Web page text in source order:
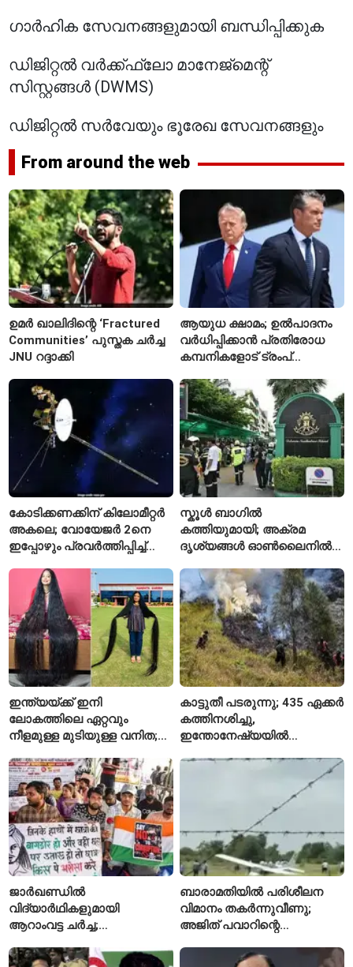
ഗാർഹിക സേവനങ്ങളുമായി ബന്ധിപ്പിക്കുക
ഡിജിറ്റൽ വർക്ക്ഫ്ലോ മാനേജ്മെന്റ്
സിസ്റ്റങ്ങൾ (DWMS)
ഡിജിറ്റൽ സർവേയും ഭൂരേഖ സേവനങ്ങളും
From around the web
ഉമർ ഖാലിദിന്റെ ‘Fractured
Communities’ പുസ്തക ചർച്ച
JNU റദ്ദാക്കി
ആയുധ ക്ഷാമം; ഉൽപാദനം
വർധിപ്പിക്കാൻ പ്രതിരോധ
കമ്പനികളോട് ട്രംപ്
കോടിക്കണക്കിന് കിലോമീറ്റർ
അകലെ; വോയേജർ 2നെ
ഇപ്പോഴും പ്രവർത്തിപ്പിച്ച്
സ്കൂൾ ബാഗിൽ
കത്തിയുമായി; അക്രമ
ദൃശ്യങ്ങൾ ഓൺലൈനിൽ
കൗമാരക്കാരൻ
ഇന്ത്യയ്ക്ക് ഇനി
ലോകത്തിലെ ഏറ്റവും
നീളമുള്ള മുടിയുള്ള വനിത;
കാട്ടുതീ പടരുന്നു; 435 ഏക്കർ
കത്തിനശിച്ചു,
ഇന്തോനേഷ്യയിൽ
ജാർഖണ്ഡിൽ
വിദ്യാർഥികളുമായി
ആറാംവട്ട ചർച്ച;
ദിവസത്തിലേക്ക്
ബാരാമതിയിൽ പരിശീലന
വിമാനം തകർന്നുവീണു;
അജിത് പവാറിന്റെ
രണ്ടാമത്തെ സംഭവം